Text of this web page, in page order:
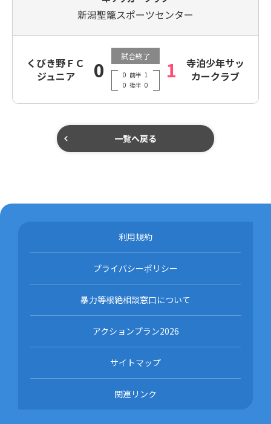
新潟聖籠スポーツセンター
くびき野ＦＣ
ジュニア
0
試合終了
0 前半 1
0 後半 0
1
寺泊少年サッ
カークラブ
一覧へ戻る
利用規約
プライバシーポリシー
暴力等根絶相談窓口について
アクションプラン2026
サイトマップ
関連リンク